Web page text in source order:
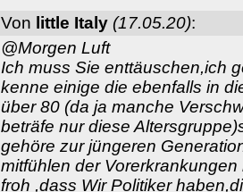
Von little Italy (17.05.20):
@Morgen Luft
Ich muss Sie enttäuschen,ich
kenne einige die ebenfalls in
über 80 (da ja manche
beträfe nur diese
gehöre zur jüngeren
mitfühlen der
froh ,dass Wir Politiker